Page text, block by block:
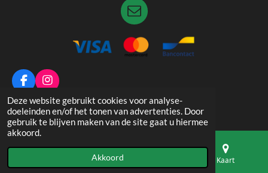
Deze website gebruikt cookies voor analyse-
doeleinden en/of het tonen van advertenties. Door
gebruik te blijven maken van de site gaat u hiermee
akkoord.
Akkoord
F
c
e
b
o
o
I
n
s
t
a
r
© 2026 Dierenspeciaalzaak De Pauw
Telefoonnummer Kaart